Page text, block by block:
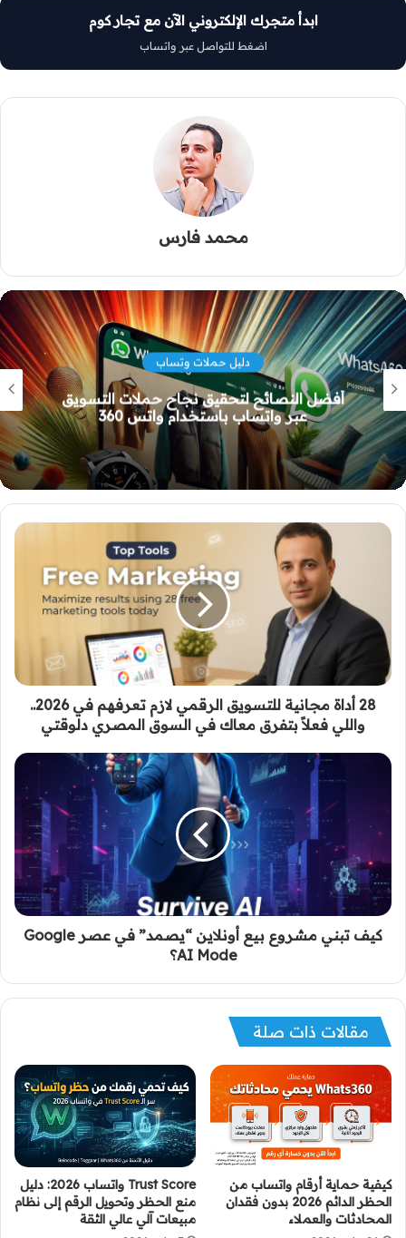
ابدأ متجرك الإلكتروني الآن مع تجار كوم
اضغط للتواصل عبر واتساب
محمد فارس
دليل حملات وتساب
أفضل النصائح لتحقيق نجاح حملات التسويق
عبر واتساب باستخدام واتس 360
28 أداة مجانية للتسويق الرقمي لازم تعرفهم في 2026..
واللي فعلاً بتفرق معاك في السوق المصري دلوقتي
كيف تبني مشروع بيع أونلاين “يصمد” في عصر Google
AI Mode؟
مقالات ذات صلة
كيفية حماية أرقام واتساب من
الحظر الدائم 2026 بدون فقدان
المحادثات والعملاء
Trust Score واتساب 2026: دليل
منع الحظر وتحويل الرقم إلى نظام
مبيعات آلي عالي الثقة